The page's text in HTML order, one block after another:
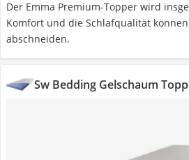
Der Emma Premium-Topper wird
Komfort und die Schlafqualität
abschneiden.
Sw Bedding Gelschaum